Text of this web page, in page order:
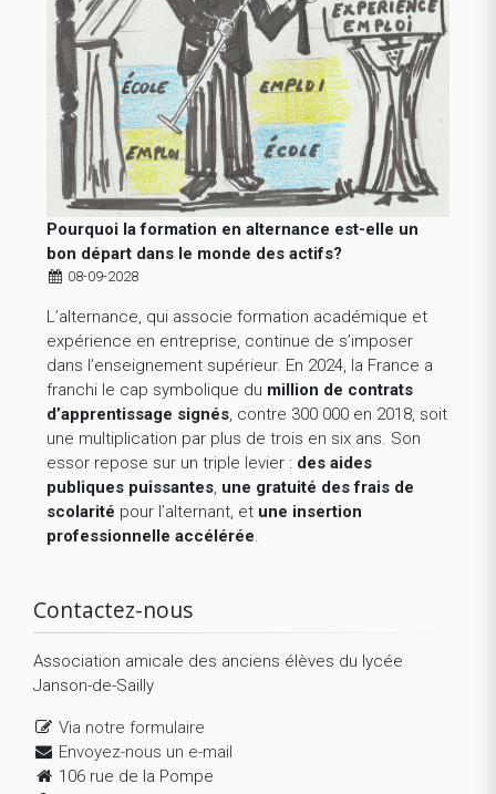
Pourquoi la formation en alternance est-elle un
bon départ dans le monde des actifs?
08-09-2028
L’alternance, qui associe formation académique et
expérience en entreprise, continue de s’imposer
dans l’enseignement supérieur. En 2024, la France a
franchi le cap symbolique du million de contrats
d’apprentissage signés, contre 300 000 en 2018, soit
une multiplication par plus de trois en six ans. Son
essor repose sur un triple levier : des aides
publiques puissantes, une gratuité des frais de
scolarité pour l’alternant, et une insertion
professionnelle accélérée.
Contactez-nous
Association amicale des anciens élèves du lycée
Janson-de-Sailly
Via notre formulaire
Envoyez-nous un e-mail
106 rue de la Pompe